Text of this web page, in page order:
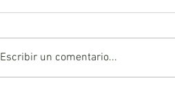
Escribir un comentario...